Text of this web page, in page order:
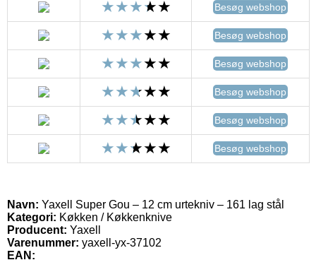
Besøg webshop
Besøg webshop
Besøg webshop
Besøg webshop
Besøg webshop
Besøg webshop
Navn: Yaxell Super Gou – 12 cm urtekniv – 161 lag stål
Kategori: Køkken / Køkkenknive
Producent: Yaxell
Varenummer: yaxell-yx-37102
EAN: